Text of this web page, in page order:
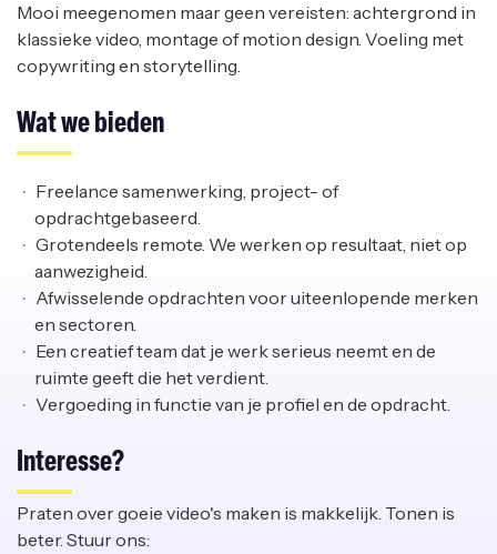
Mooi meegenomen maar geen vereisten: achtergrond in
klassieke video, montage of motion design. Voeling met
copywriting en storytelling.
Wat we bieden
Freelance samenwerking, project- of
opdrachtgebaseerd.
Grotendeels remote. We werken op resultaat, niet op
aanwezigheid.
Afwisselende opdrachten voor uiteenlopende merken
en sectoren.
Een creatief team dat je werk serieus neemt en de
ruimte geeft die het verdient.
Vergoeding in functie van je profiel en de opdracht.
Interesse?
Praten over goeie video's maken is makkelijk. Tonen is
beter. Stuur ons: